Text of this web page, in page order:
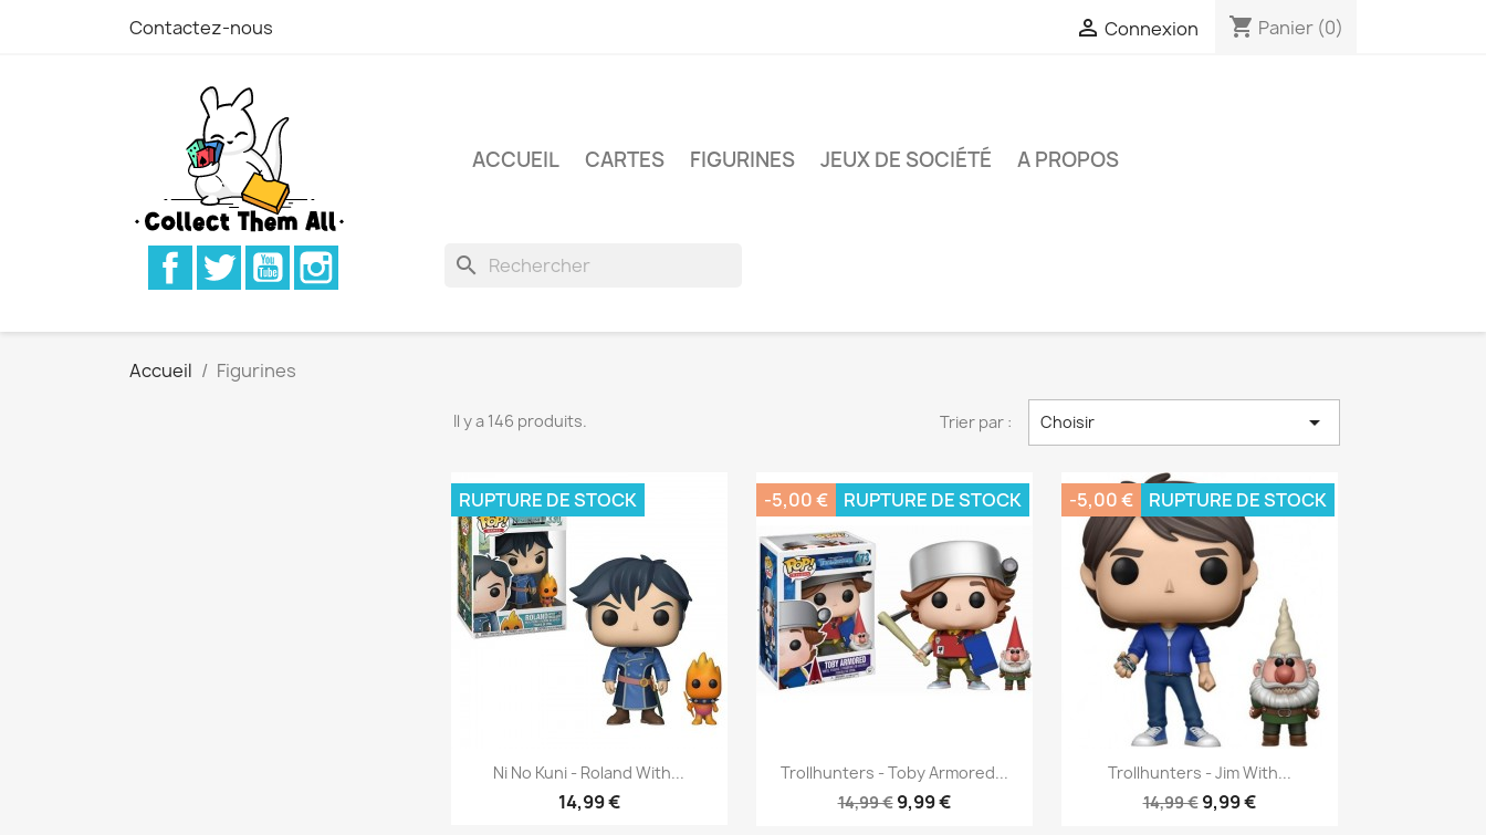
Contactez-nous  Connexion shopping_cart Panier (0)
ACCUEIL CARTES FIGURINES JEUX DE SOCIÉTÉ A PROPOS
FacebookTwitterYouTube search
Accueil Figurines
Il y a 146 produits. Trier par : Choisir 
Ni No Kuni - Roland With...
14,99 €
RUPTURE DE STOCK
Aperçu rapide
Trollhunters - Toby Armored...
14,99 € 9,99 €
-5,00 € RUPTURE DE STOCK
Aperçu rapide
Trollhunters - Jim With...
14,99 € 9,99 €
-5,00 € RUPTURE DE STOCK
Aperçu rapide